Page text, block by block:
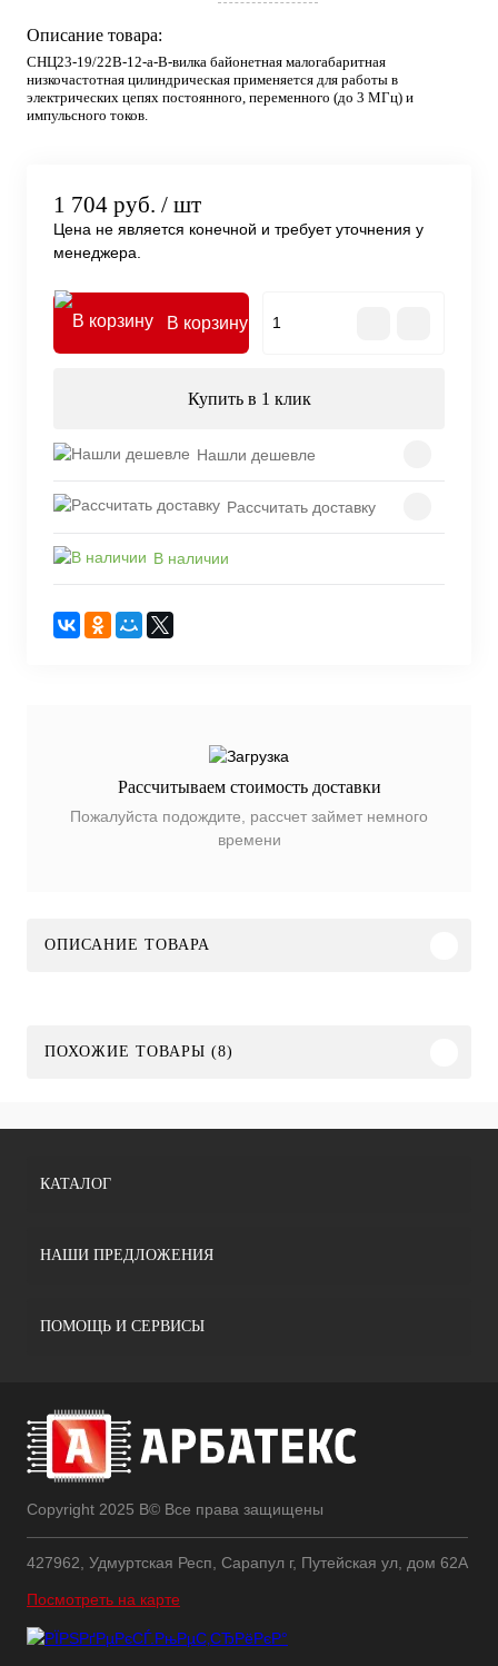
Описание товара:
СНЦ23-19/22В-12-а-В-вилка байонетная малогабаритная
низкочастотная цилиндрическая применяется для работы в
электрических цепях постоянного, переменного (до 3 МГц) и
импульсного токов.
1 704 руб. / шт
Цена не является конечной и требует уточнения у
менеджера.
В корзину
Купить в 1 клик
Нашли дешевле
Рассчитать доставку
В наличии
Рассчитываем стоимость доставки
Пожалуйста подождите, рассчет займет немного
времени
ОПИСАНИЕ ТОВАРА
ПОХОЖИЕ ТОВАРЫ (8)
КАТАЛОГ
НАШИ ПРЕДЛОЖЕНИЯ
ПОМОЩЬ И СЕРВИСЫ
Copyright 2025 В© Все права защищены
427962, Удмуртская Респ, Сарапул г, Путейская ул, дом 62А
Посмотреть на карте